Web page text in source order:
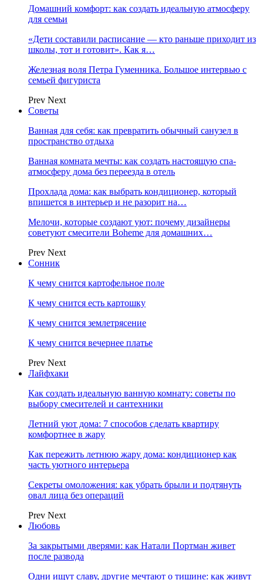
Домашний комфорт: как создать идеальную атмосферу
для семьи
«Дети составили расписание — кто раньше приходит из
школы, тот и готовит». Как я…
Железная воля Петра Гуменника. Большое интервью с
семьей фигуриста
Prev Next
Советы
Ванная для себя: как превратить обычный санузел в
пространство отдыха
Ванная комната мечты: как создать настоящую спа-
атмосферу дома без переезда в отель
Прохлада дома: как выбрать кондиционер, который
впишется в интерьер и не разорит на…
Мелочи, которые создают уют: почему дизайнеры
советуют смесители Boheme для домашних…
Prev Next
Сонник
К чему снится картофельное поле
К чему снится есть картошку
К чему снится землетрясение
К чему снится вечернее платье
Prev Next
Лайфхаки
Как создать идеальную ванную комнату: советы по
выбору смесителей и сантехники
Летний уют дома: 7 способов сделать квартиру
комфортнее в жару
Как пережить летнюю жару дома: кондиционер как
часть уютного интерьера
Секреты омоложения: как убрать брыли и подтянуть
овал лица без операций
Prev Next
Любовь
За закрытыми дверями: как Натали Портман живет
после развода
Одни ищут славу, другие мечтают о тишине: как живут